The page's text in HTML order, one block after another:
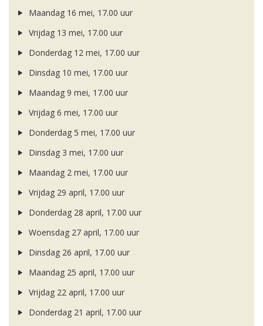
Maandag 16 mei, 17.00 uur
Vrijdag 13 mei, 17.00 uur
Donderdag 12 mei, 17.00 uur
Dinsdag 10 mei, 17.00 uur
Maandag 9 mei, 17.00 uur
Vrijdag 6 mei, 17.00 uur
Donderdag 5 mei, 17.00 uur
Dinsdag 3 mei, 17.00 uur
Maandag 2 mei, 17.00 uur
Vrijdag 29 april, 17.00 uur
Donderdag 28 april, 17.00 uur
Woensdag 27 april, 17.00 uur
Dinsdag 26 april, 17.00 uur
Maandag 25 april, 17.00 uur
Vrijdag 22 april, 17.00 uur
Donderdag 21 april, 17.00 uur